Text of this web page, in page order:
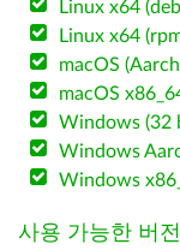
Linux x64
Linux x64
macOS
macOS
Windows (32
Windows
Windows
사용 가능한 버